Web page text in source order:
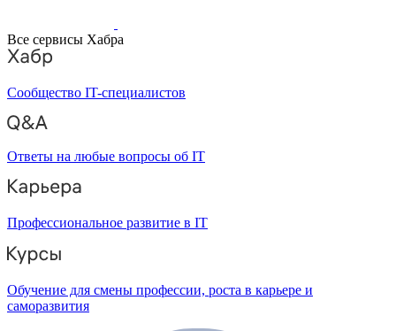
Все сервисы Хабра
Сообщество IT-специалистов
Ответы на любые вопросы об IT
Профессиональное развитие в IT
Обучение для смены профессии, роста в карьере и
саморазвития